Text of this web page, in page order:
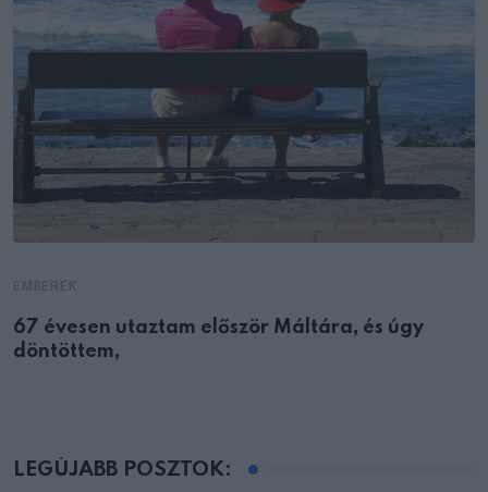
67 évesen utaztam először Máltára, és úgy
döntöttem,
LEGÚJABB POSZTOK: